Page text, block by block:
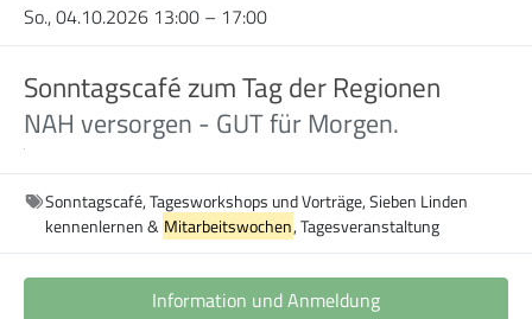
So., 04.10.2026 13:00 – 17:00
Sonntagscafé zum Tag der Regionen
NAH versorgen - GUT für Morgen.
Sonntagscafé, Tagesworkshops und Vorträge, Sieben Linden
kennenlernen & Mitarbeitswochen, Tagesveranstaltung
Information und Anmeldung